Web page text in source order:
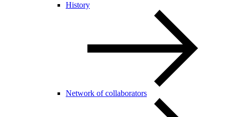
History
Network of collaborators